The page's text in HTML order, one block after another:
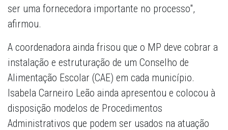
ser uma fornecedora importante no processo",
afirmou.
A coordenadora ainda frisou que o MP deve cobrar a
instalação e estruturação de um Conselho de
Alimentação Escolar (CAE) em cada município.
Isabela Carneiro Leão ainda apresentou e colocou à
disposição modelos de Procedimentos
Administrativos que podem ser usados na atuação